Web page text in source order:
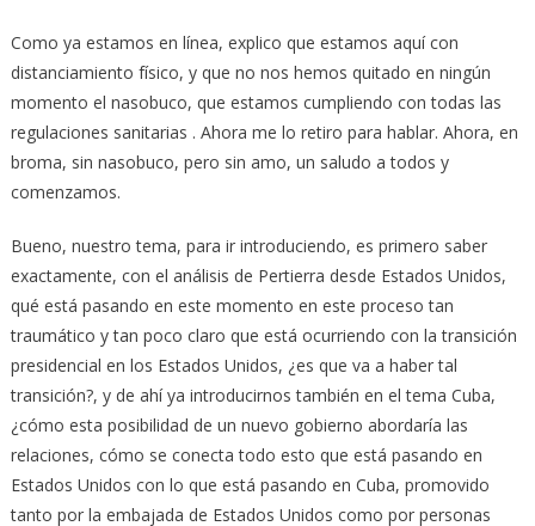
Como ya estamos en línea, explico que estamos aquí con
distanciamiento físico, y que no nos hemos quitado en ningún
momento el nasobuco, que estamos cumpliendo con todas las
regulaciones sanitarias . Ahora me lo retiro para hablar. Ahora, en
broma, sin nasobuco, pero sin amo, un saludo a todos y
comenzamos.
Bueno, nuestro tema, para ir introduciendo, es primero saber
exactamente, con el análisis de Pertierra desde Estados Unidos,
qué está pasando en este momento en este proceso tan
traumático y tan poco claro que está ocurriendo con la transición
presidencial en los Estados Unidos, ¿es que va a haber tal
transición?, y de ahí ya introducirnos también en el tema Cuba,
¿cómo esta posibilidad de un nuevo gobierno abordaría las
relaciones, cómo se conecta todo esto que está pasando en
Estados Unidos con lo que está pasando en Cuba, promovido
tanto por la embajada de Estados Unidos como por personas